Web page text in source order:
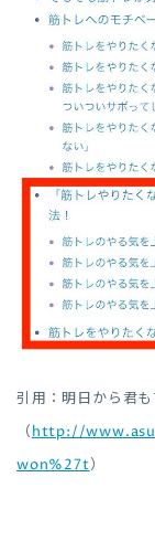
引用：明日から君
（http://
won%27t）